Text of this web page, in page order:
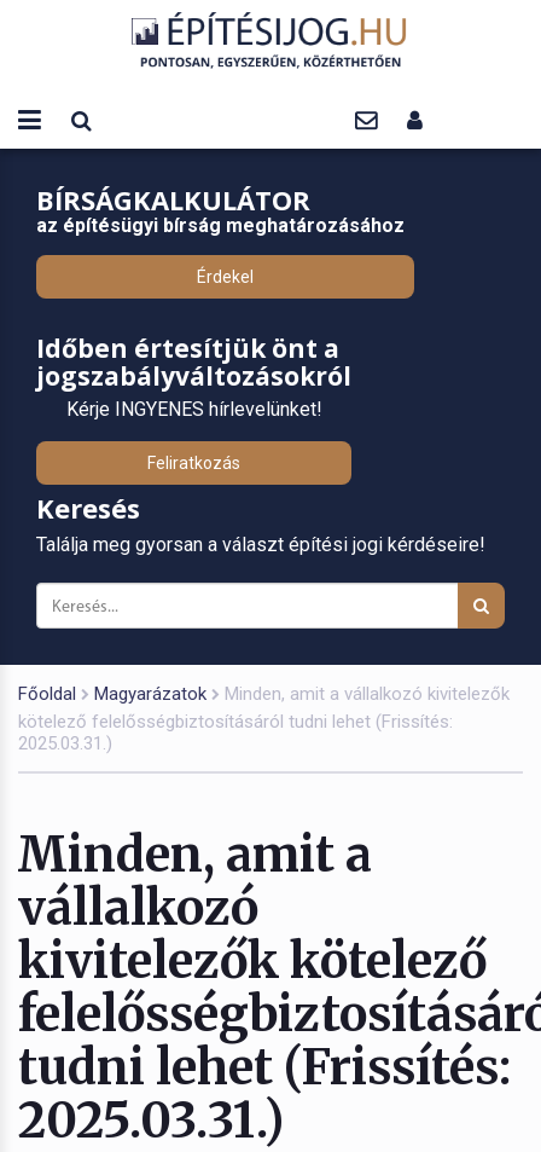
BÍRSÁGKALKULÁTOR
az építésügyi bírság meghatározásához
Érdekel
Időben értesítjük önt a
jogszabályváltozásokról
Kérje INGYENES hírlevelünket!
Feliratkozás
Keresés
Találja meg gyorsan a választ építési jogi kérdéseire!
Főoldal Magyarázatok
Minden, amit a vállalkozó kivitelezők
kötelező felelősségbiztosításáról tudni lehet (Frissítés:
2025.03.31.)
Minden, amit a
vállalkozó
kivitelezők kötelező
tudni lehet (Frissítés:
2025.03.31.)